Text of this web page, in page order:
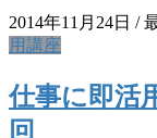
2014年11月24日 /
用講座
仕事に即活
回